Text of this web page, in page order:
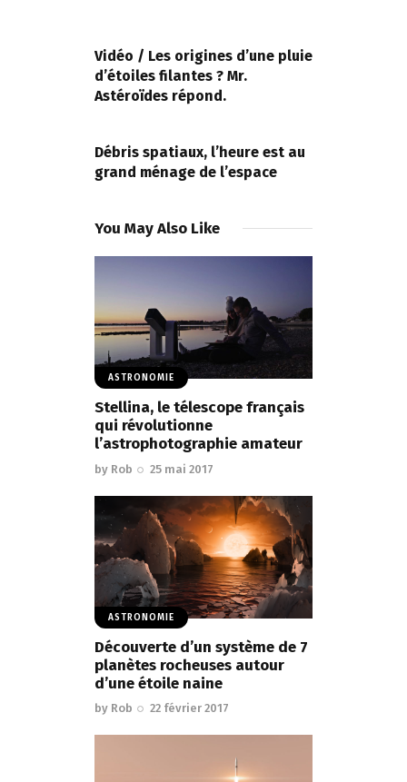
l’article
Vidéo / Les origines d’une pluie
d’étoiles filantes ? Mr.
Astéroïdes répond.
Débris spatiaux, l’heure est au
grand ménage de l’espace
You May Also Like
ASTRONOMIE
Stellina, le télescope français
qui révolutionne
l’astrophotographie amateur
by Rob 25 mai 2017
ASTRONOMIE
Découverte d’un système de 7
planètes rocheuses autour
d’une étoile naine
by Rob 22 février 2017